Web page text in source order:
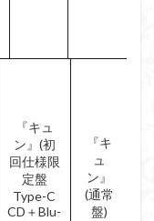
『キュ
ン』(初
回仕様限
定盤
Type-C
CD＋Blu-
『キ
ュ
ン』
(通常
盤)